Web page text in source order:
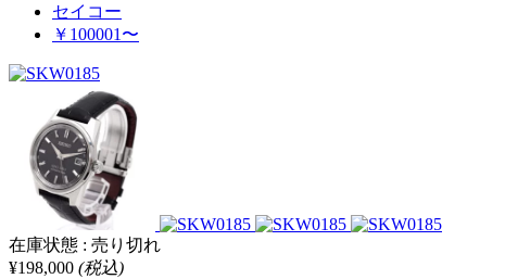
セイコー
￥100001〜
在庫状態 : 売り切れ
¥198,000 (税込)